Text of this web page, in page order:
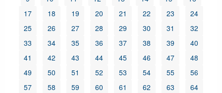
17
18 19 20 21 22 23
24
25
26 27 28 29 30 31
32
33
34 35 36 37 38 39
40
41
42 43 44 45 46 47
48
49
50 51 52 53 54 55
56
57
58 59 60 61 62 63
64